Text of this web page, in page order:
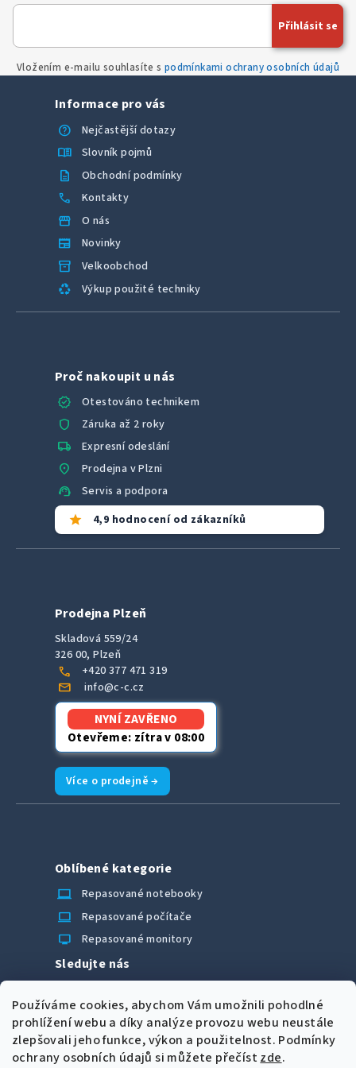
Používáme cookies, abychom Vám umožnili pohodlné
prohlížení webu a díky analýze provozu webu neustále
zlepšovali jeho funkce, výkon a použitelnost. Podmínky
ochrany osobních údajů si můžete přečíst zde.
Vložením e-mailu souhlasíte s podmínkami ochrany osobních údajů
Přihlásit se
Informace pro vás
help
Nejčastější dotazy
menu_book Slovník pojmů
description Obchodní podmínky
call Kontakty
storefront O nás
newspaper Novinky
inventory_2 Velkoobchod
recycling Výkup použité techniky
Proč nakoupit u nás
verified
Otestováno technikem
shield Záruka až 2 roky
local_shipping Expresní odeslání
location_on Prodejna v Plzni
support_agent Servis a podpora
star 4,9 hodnocení od zákazníků
Prodejna Plzeň
Skladová 559/24
326 00, Plzeň
call +420 377 471 319
mail info@c-c.cz
NYNÍ ZAVŘENO
Otevřeme: zítra v 08:00
Více o prodejně →
Oblíbené kategorie
laptop_chromebook
Repasované notebooky
computer Repasované počítače
monitor Repasované monitory
Sledujte nás
Možnosti úhrady